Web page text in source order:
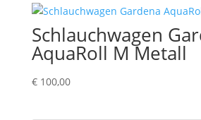
Schlauchwagen
AquaRoll M Metall
€100,00